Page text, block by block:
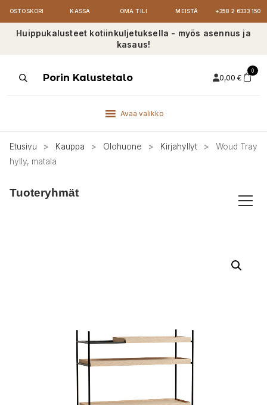
OSTOSKORI KASSA OMA TILI MEISTÄ +358 2 6333 150
Huippukalusteet kotiinkuljetuksella - myös asennus ja
kasaus!
ProductsPorin Kalustetalo 0,00 €
0
Avaa valikko
Etusivu > Kauppa > Olohuone > Kirjahyllyt >
Woud Tray
hylly, matala
Tuoteryhmät